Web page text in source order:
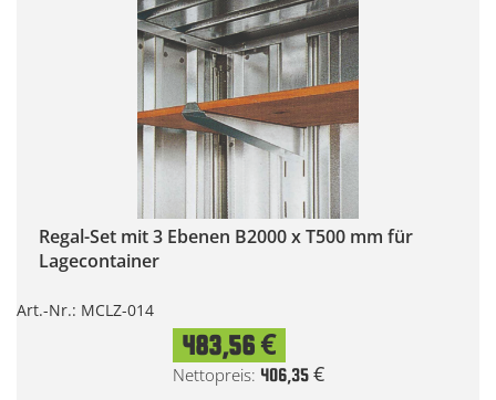
Regal-Set mit 3 Ebenen B2000 x T500 mm für
Lagecontainer
Art.-Nr.: MCLZ-014
483,56 €
406,35 €